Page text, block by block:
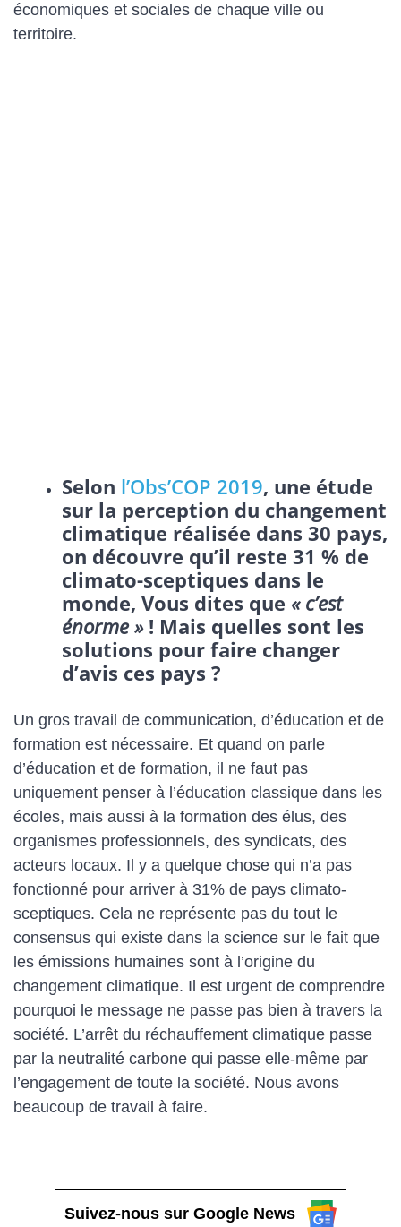
économiques et sociales de chaque ville ou
territoire.
Selon l’Obs’COP 2019, une étude
sur la perception du changement
climatique réalisée dans 30 pays,
on découvre qu’il reste 31 % de
climato-sceptiques dans le
monde, Vous dites que « c’est
énorme »! Mais quelles sont les
solutions pour faire changer
d’avis ces pays ?
Un gros travail de communication, d’éducation et de
formation est nécessaire. Et quand on parle
d’éducation et de formation, il ne faut pas
uniquement penser à l’éducation classique dans les
écoles, mais aussi à la formation des élus, des
organismes professionnels, des syndicats, des
acteurs locaux. Il y a quelque chose qui n’a pas
fonctionné pour arriver à 31% de pays climato-
sceptiques. Cela ne représente pas du tout le
consensus qui existe dans la science sur le fait que
les émissions humaines sont à l’origine du
changement climatique. Il est urgent de comprendre
pourquoi le message ne passe pas bien à travers la
société. L’arrêt du réchauffement climatique passe
par la neutralité carbone qui passe elle-même par
l’engagement de toute la société. Nous avons
beaucoup de travail à faire.
Suivez-nous sur Google News